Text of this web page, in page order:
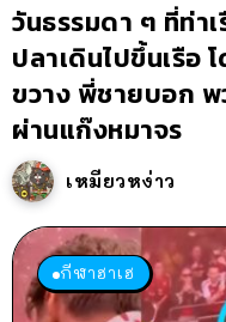
วันธรรมดา ๆ ที่ท่า
ปลาเดินไปขึ้นเรือ
ขวาง พี่ชายบอก พ
ผ่านแก๊งหมาจร
เหมียวหง่าว
กีฬาฮาเฮ